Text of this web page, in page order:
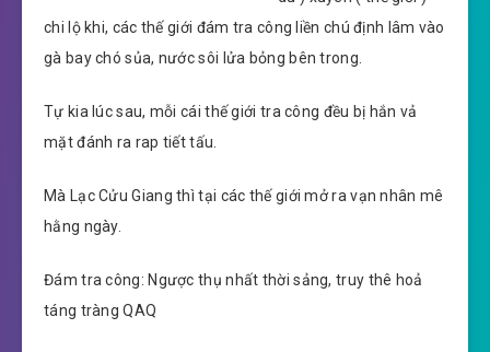
chi lộ khi, các thế giới đám tra công liền chú định lâm vào
gà bay chó sủa, nước sôi lửa bỏng bên trong.
Tự kia lúc sau, mỗi cái thế giới tra công đều bị hắn vả
mặt đánh ra rap tiết tấu.
Mà Lạc Cửu Giang thì tại các thế giới mở ra vạn nhân mê
hằng ngày.
Đám tra công: Ngược thụ nhất thời sảng, truy thê hoả
táng tràng QAQ